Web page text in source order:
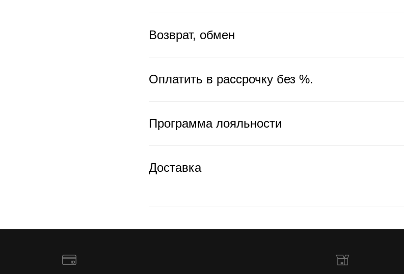
Возврат, обмен
Оплатить в рассрочку без %.
Программа лояльности
Доставка